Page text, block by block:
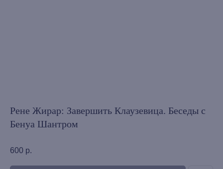
Рене Жирар: Завершить Клаузевица. Беседы с
Бенуа Шантром
600 р.